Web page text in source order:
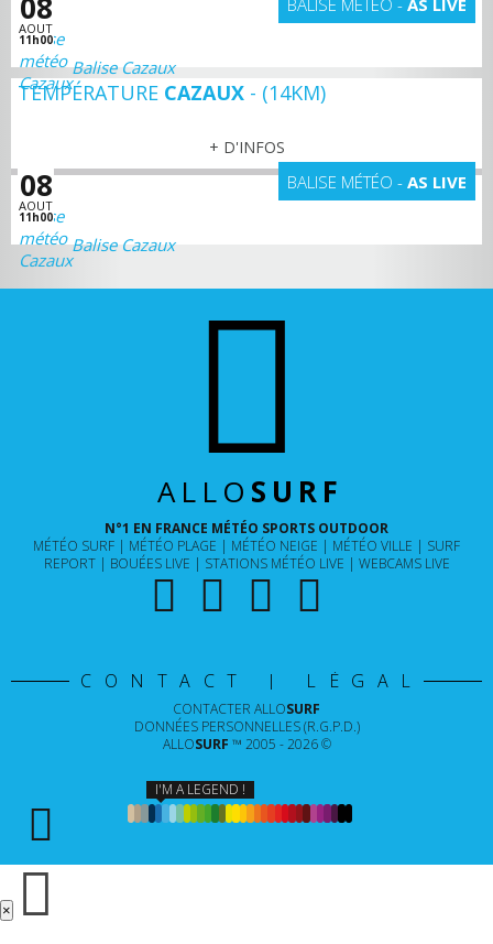
AOUT
11h00
Balise Cazaux
TEMPÉRATURE CAZAUX - (14KM)
08
AOUT
11h00
BALISE MÉTÉO - AS LIVE
+ D'INFOS
Balise Cazaux
ALLO SURF
N°1 EN FRANCE MÉTÉO SPORTS OUTDOOR
MÉTÉO SURF
MÉTÉO PLAGE MÉTÉO NEIGE MÉTÉO VILLE
SURF
REPORT
BOUÉES LIVE STATIONS MÉTÉO LIVE WEBCAMS LIVE
CONTACT | LÉGAL
CONTACTER ALLOSURF
DONNÉES PERSONNELLES (R.G.P.D.)
ALLOSURF ™ 2005 - 2026 ©
I'M A LEGEND !
×